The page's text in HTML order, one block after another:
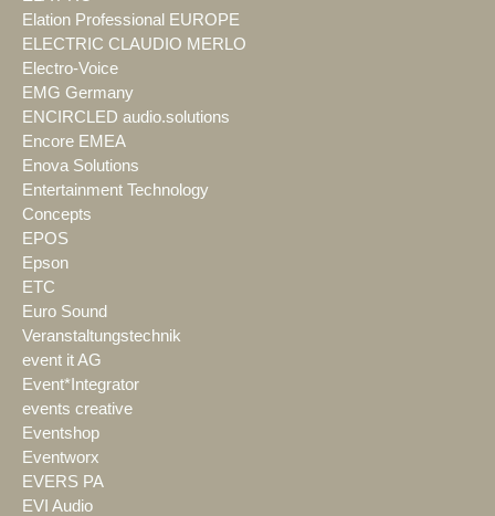
Elation Professional EUROPE
ELECTRIC CLAUDIO MERLO
Electro-Voice
EMG Germany
ENCIRCLED audio.solutions
Encore EMEA
Enova Solutions
Entertainment Technology
Concepts
EPOS
Epson
ETC
Euro Sound
Veranstaltungstechnik
event it AG
Event*Integrator
events creative
Eventshop
Eventworx
EVERS PA
EVI Audio